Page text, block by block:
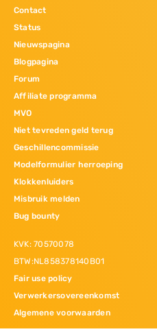
Contact
Status
Nieuwspagina
Blogpagina
Forum
Affiliate programma
MVO
Niet tevreden geld terug
Geschillencommissie
Modelformulier herroeping
Klokkenluiders
Misbruik melden
Bug bounty
KVK: 70570078
BTW:NL858378140B01
Fair use policy
Verwerkersovereenkomst
Algemene voorwaarden